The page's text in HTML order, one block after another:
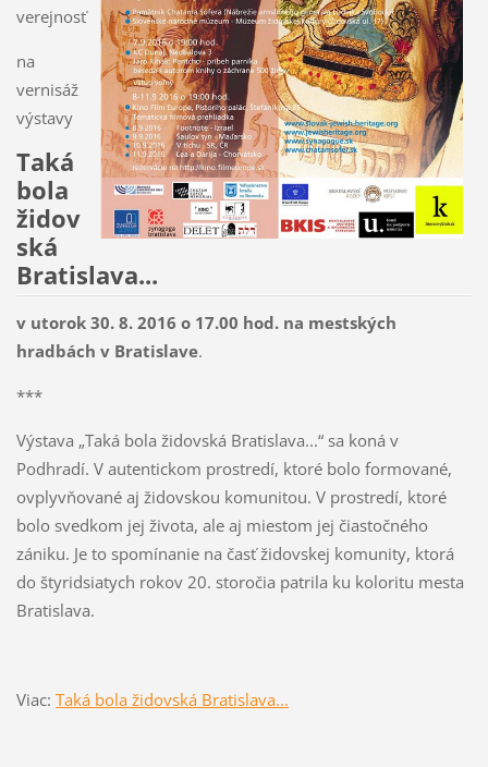
verejnosť
na
vernisáž
výstavy
Taká
bola
židov
ská
Bratislava...
v utorok 30. 8. 2016 o 17.00 hod. na mestských
hradbách v Bratislave.
***
Výstava „Taká bola židovská Bratislava...“ sa koná v
Podhradí. V autentickom prostredí, ktoré bolo formované,
ovplyvňované aj židovskou komunitou. V prostredí, ktoré
bolo svedkom jej života, ale aj miestom jej čiastočného
zániku. Je to spomínanie na časť židovskej komunity, ktorá
do štyridsiatych rokov 20. storočia patrila ku koloritu mesta
Bratislava.
Viac: Taká bola židovská Bratislava...